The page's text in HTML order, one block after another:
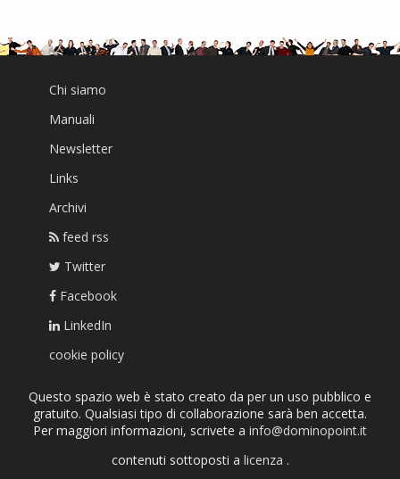
Chi siamo
Manuali
Newsletter
Links
Archivi
feed rss
Twitter
Facebook
LinkedIn
cookie policy
Questo spazio web è stato creato da per un uso pubblico e
gratuito. Qualsiasi tipo di collaborazione sarà ben accetta.
Per maggiori informazioni, scrivete a info@dominopoint.it
contenuti sottoposti a licenza .